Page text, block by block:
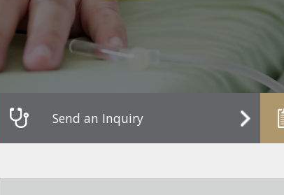
Send an Inquiry